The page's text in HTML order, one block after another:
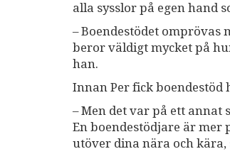
alla sysslor på egen hand
– Boendestödet
beror väldigt mycket på
han.
Innan Per fick boendestöd
– Men det var på ett annat
En boendestödjare är mer
utöver dina nära och kära,